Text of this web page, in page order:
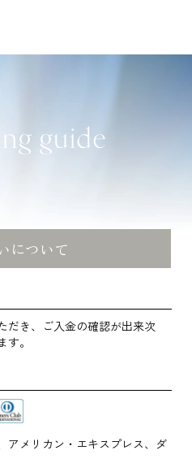
guide
について
だき、ご入金の確認が出来次
。
アメリカン・エキスプレス、ダ